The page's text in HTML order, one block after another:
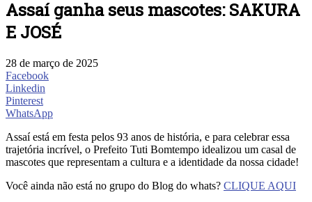
Assaí ganha seus mascotes: SAKURA
E JOSÉ
28 de março de 2025
Facebook
Linkedin
Pinterest
WhatsApp
Assaí está em festa pelos 93 anos de história, e para celebrar essa
trajetória incrível, o Prefeito Tuti Bomtempo idealizou um casal de
mascotes que representam a cultura e a identidade da nossa cidade!
Você ainda não está no grupo do Blog do whats? CLIQUE AQUI